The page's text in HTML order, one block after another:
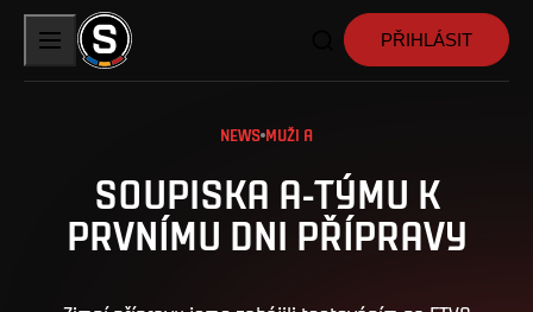
PŘIHLÁSIT
NEWS MUŽI A
SOUPISKA A-TÝMU K
PRVNÍMU DNI PŘÍPRAVY